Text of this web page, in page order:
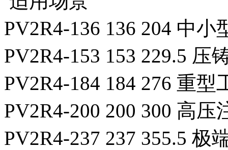
PV2R4-136 136 204 中小
PV2R4-153 153 229.5 压
PV2R4-184 184 276 重型
PV2R4-200 200 300 高压
PV2R4-237 237 355.5 极